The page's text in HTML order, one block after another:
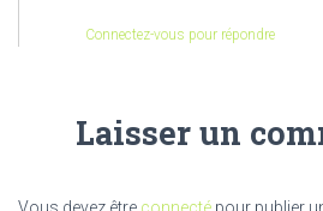
Connectez-vous pour répondre
Laisser un